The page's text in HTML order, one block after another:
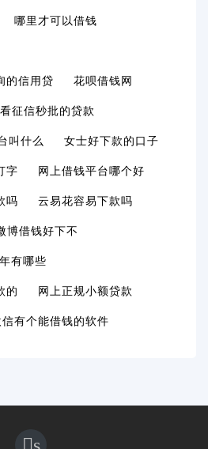
哪里才可以借钱
的信用贷 花呗借钱网
征信秒批的贷款
叫什么 女士好下款的口子
字 网上借钱平台哪个好
吗 云易花容易下款吗
博借钱好下不
有哪些
的 网上正规小额贷款
信有个能借钱的软件